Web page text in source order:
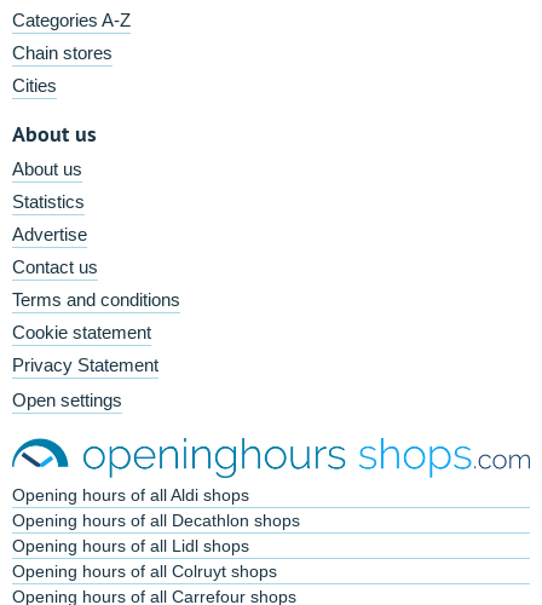
Categories A-Z
Chain stores
Cities
About us
About us
Statistics
Advertise
Contact us
Terms and conditions
Cookie statement
Privacy Statement
Open settings
Opening hours of all Aldi shops
Opening hours of all Decathlon shops
Opening hours of all Lidl shops
Opening hours of all Colruyt shops
Opening hours of all Carrefour shops